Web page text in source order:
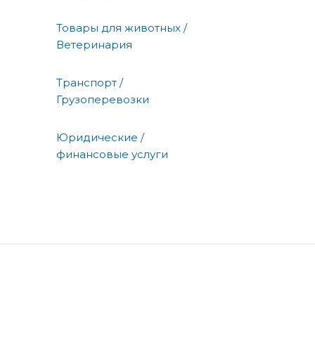
Товары для животных /
Ветеринария
Транспорт /
Грузоперевозки
Юридические /
финансовые услуги